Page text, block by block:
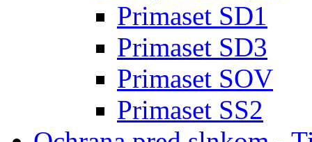
Primaset SD1
Primaset SD3
Primaset SOV
Primaset SS2